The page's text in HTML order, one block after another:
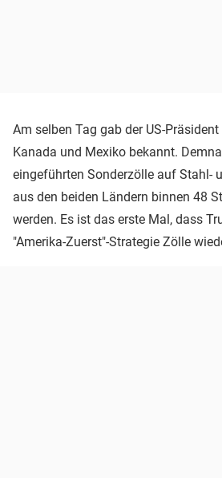
Am selben Tag gab der US-
Kanada und Mexiko bekannt.
eingeführten Sonderzölle auf Stahl-
aus den beiden Ländern binnen 48
werden. Es ist das erste Mal, dass
"Amerika-Zuerst"-Strategie Zölle